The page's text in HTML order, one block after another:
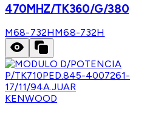
470MHZ/TK360/G/380
M68-732HM68-732H
KENWOOD